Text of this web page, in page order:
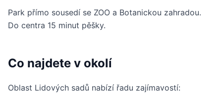
Park přímo sousedí se ZOO a Botanickou zahradou.
Do centra 15 minut pěšky.
Co najdete v okolí
Oblast Lidových sadů nabízí řadu zajímavostí: